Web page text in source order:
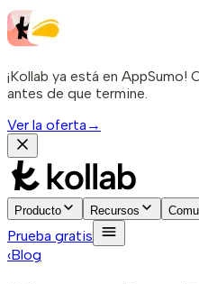
¡Kollab ya está en
antes de que termine.
Ver la oferta →
Producto Recursos
Prueba gratis
‹Blog